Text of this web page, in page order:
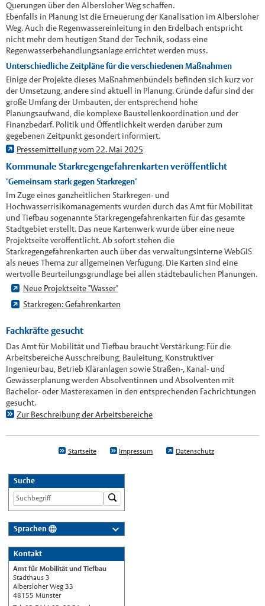
Querungen über den Albersloher Weg schaffen.
Ebenfalls in Planung ist die Erneuerung der Kanalisation im Albersloher
Weg. Auch die Regenwassereinleitung in den Erdelbach entspricht
nicht mehr dem heutigen Stand der Technik, sodass eine
Regenwasserbehandlungsanlage errichtet werden muss.
Unterschiedliche Zeitpläne für die verschiedenen Maßnahmen
Einige der Projekte dieses Maßnahmenbündels befinden sich kurz vor
der Umsetzung, andere sind aktuell in Planung. Gründe dafür sind der
große Umfang der Umbauten, der entsprechend hohe
Planungsaufwand, die komplexe Baustellenkoordination und der
Finanzbedarf. Politik und Öffentlichkeit werden darüber zum
gegebenen Zeitpunkt gesondert informiert.
Pressemitteilung vom 22. Mai 2025
Kommunale Starkregengefahrenkarten veröffentlicht
"Gemeinsam stark gegen Starkregen"
Im Zuge eines ganzheitlichen Starkregen- und
Hochwasserrisikomanagements wurden durch das Amt für Mobilität
und Tiefbau sogenannte Starkregengefahrenkarten für das gesamte
Stadtgebiet erstellt. Das neue Kartenwerk wurde über eine neue
Projektseite veröffentlicht. Ab sofort stehen die
Starkregengefahrenkarten auch über das verwaltungsinterne WebGIS
als neues Thema zur allgemeinen Verfügung. Die Karten sind eine
wertvolle Beurteilungsgrundlage bei allen städtebaulichen Planungen.
Neue Projektseite "Wasser"
Starkregen: Gefahrenkarten
Fachkräfte gesucht
Das Amt für Mobilität und Tiefbau braucht Verstärkung: Für die
Arbeitsbereiche Ausschreibung, Bauleitung, Konstruktiver
Ingenieurbau, Betrieb Kläranlagen sowie Straßen-, Kanal- und
Gewässerplanung werden Absolventinnen und Absolventen mit
Bachelor- oder Masterexamen in den entsprechenden Fachrichtungen
gesucht.
Zur Beschreibung der Arbeitsbereiche
Startseite Impressum Datenschutz
Suche
Sprachen
Nederlands
English
Українська
Kontakt
Amt für Mobilität und Tiefbau
Stadthaus 3
Albersloher Weg 33
48155 Münster